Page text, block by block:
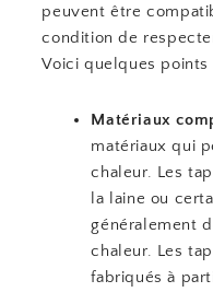
peuvent être
condition de
Voici quelques
Matériaux
matériaux qui
chaleur. Les
la laine ou
généralement
chaleur. Les
fabriqués à